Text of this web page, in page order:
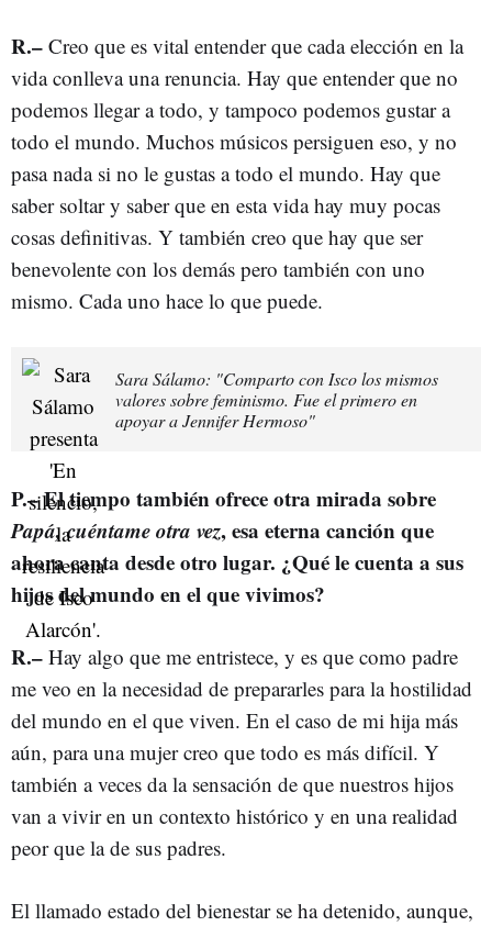
R.– Creo que es vital entender que cada elección en la
vida conlleva una renuncia. Hay que entender que no
podemos llegar a todo, y tampoco podemos gustar a
todo el mundo. Muchos músicos persiguen eso, y no
pasa nada si no le gustas a todo el mundo. Hay que
saber soltar y saber que en esta vida hay muy pocas
cosas definitivas. Y también creo que hay que ser
benevolente con los demás pero también con uno
mismo. Cada uno hace lo que puede.
Sara Sálamo: "Comparto con Isco los mismos
valores sobre feminismo. Fue el primero en
apoyar a Jennifer Hermoso"
P.– El tiempo también ofrece otra mirada sobre
Papá, cuéntame otra vez, esa eterna canción que
ahora canta desde otro lugar. ¿Qué le cuenta a sus
hijos del mundo en el que vivimos?
R.– Hay algo que me entristece, y es que como padre
me veo en la necesidad de prepararles para la hostilidad
del mundo en el que viven. En el caso de mi hija más
aún, para una mujer creo que todo es más difícil. Y
también a veces da la sensación de que nuestros hijos
van a vivir en un contexto histórico y en una realidad
peor que la de sus padres.
El llamado estado del bienestar se ha detenido, aunque,